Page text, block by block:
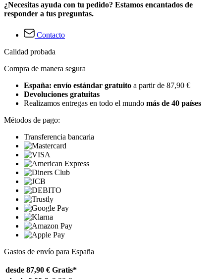
¿Necesitas ayuda con tu pedido? Estamos encantados de
responder a tus preguntas.
Contacto
Calidad probada
Compra de manera segura
España: envío estándar gratuito a partir de 87,90 €
Devoluciones gratuitas
Realizamos entregas en todo el mundo más de 40 países
Métodos de pago:
Transferencia bancaria
Gastos de envío para España
desde 87,90 € Gratis*